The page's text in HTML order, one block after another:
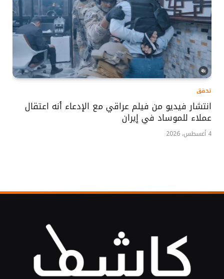
تحقق
انتشار فيديو من فيلم عراقي مع الإدعاء أنه اعتقال
عملاء للموساد في إيران
4 أغسطس، 2026